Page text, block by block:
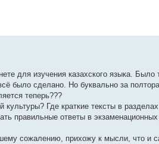
для изучения казахского языка. Было
было сделано. Но буквально за
теперь???
Где краткие тексты в
правильные ответы в
сожалению, прихожу к мысли, что и